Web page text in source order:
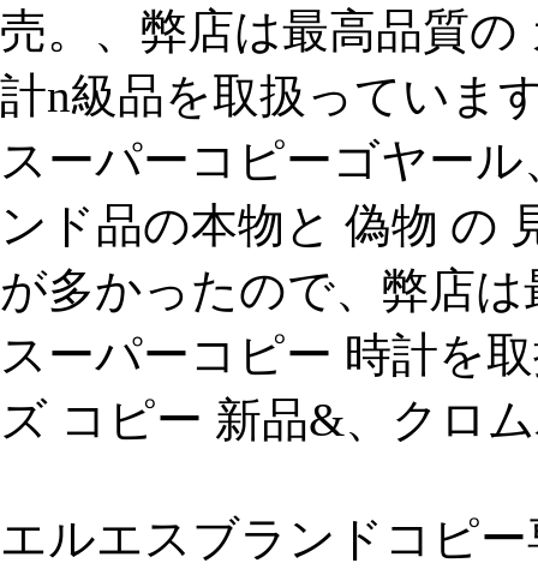
売。、弊店は最高品質
計n級品を取扱っていま
スーパーコピーゴヤー
ンド品の本物と 偽物 の
が多かったので、弊店
スーパーコピー 時計を
ズ コピー 新品&、クロ
エルエスブランドコピ